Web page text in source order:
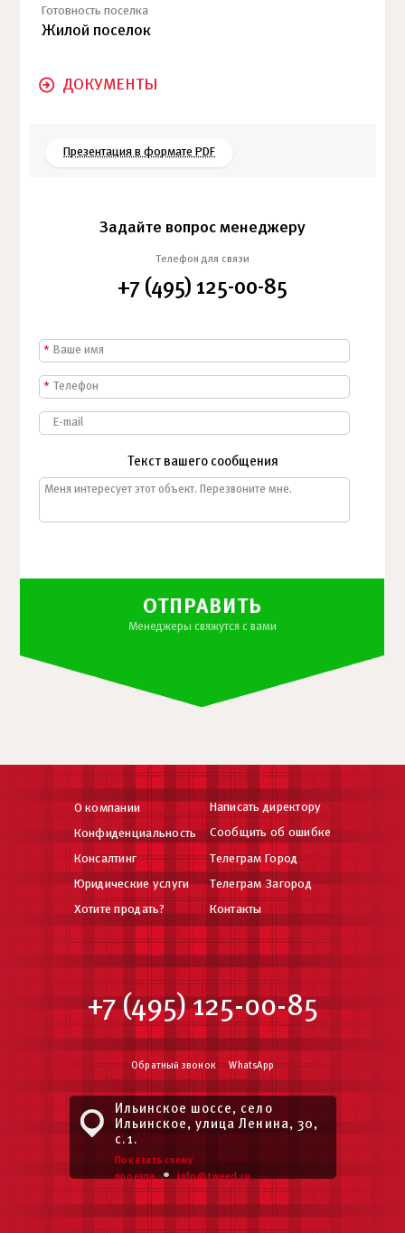
Готовность поселка
Жилой поселок
ДОКУМЕНТЫ
Презентация в формате PDF
Задайте вопрос менеджеру
Телефон для связи
+7 (495) 125-00-85
*
*
Текст вашего сообщения
ОТПРАВИТЬ
Менеджеры свяжутся с вами
О компании
Конфиденциальность
Консалтинг
Юридические услуги
Хотите продать?
Написать директору
Сообщить об ошибке
Телеграм Город
Телеграм Загород
Контакты
+7 (495) 125-00-85
Обратный звонок WhatsApp
Ильинское шоссе, село
Ильинское, улица Ленина, 30,
с.1.
Показать схему
проезда•info@tweed.ru